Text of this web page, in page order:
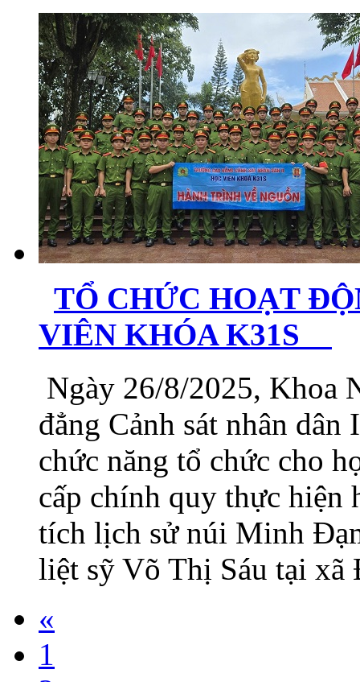
TỔ CHỨC HOẠT
VIÊN KHÓA K31S
Ngày 26/8/2025, Khoa
đẳng Cảnh sát nhân
chức năng tổ chức cho
cấp chính quy thực hiện
tích lịch sử núi Minh
liệt sỹ Võ Thị Sáu tại
«
1